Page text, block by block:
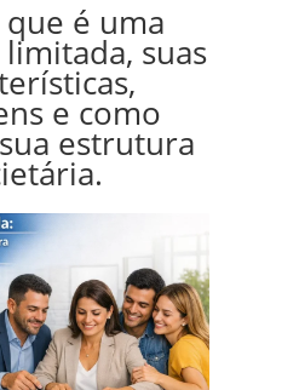
que é uma
suas
e como
estrutura